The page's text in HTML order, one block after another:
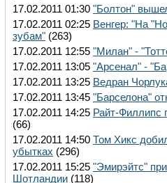
17.02.2011 01:30 "Болтон"
17.02.2011 02:25 Венгер: "На
зубам" (263)
17.02.2011 12:55 "Милан" -
17.02.2011 13:05 "Арсенал" -
17.02.2011 13:25 Ведран
17.02.2011 13:45 "Барселона"
17.02.2011 14:25 Райт-Филлипс
(66)
17.02.2011 14:50 Том Хикс
убытках (296)
17.02.2011 15:25 "Эмирэйтс"
Шотландии (118)